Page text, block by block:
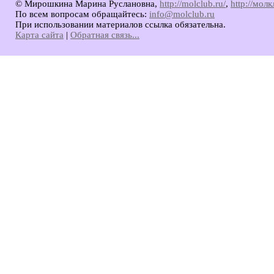
© Мирошкина Марина Руслановна, http://molclub.ru/, http://
По всем вопросам обращайтесь: info@molclub.ru
При использовании материалов ссылка обязательна.
Карта сайта | Обратная связь...